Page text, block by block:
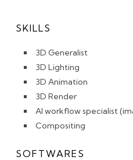
SKILLS
3D Generalist
3D Lighting
3D Animation
3D Render
AI workflow specialist
Compositing
SOFTWARES